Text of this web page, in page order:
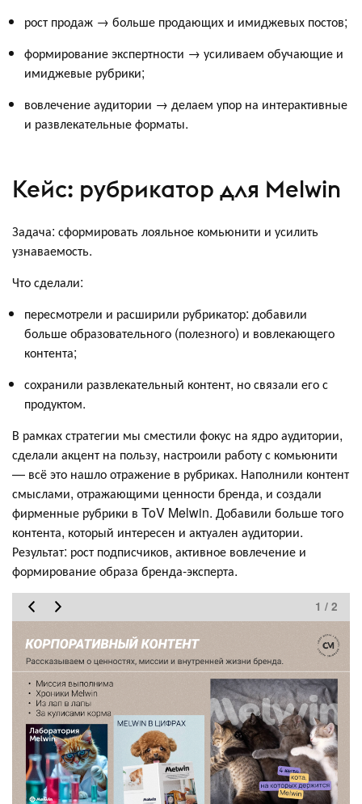
рост продаж → больше продающих и имиджевых постов;
формирование экспертности → усиливаем обучающие и
имиджевые рубрики;
вовлечение аудитории → делаем упор на интерактивные
и развлекательные форматы.
Кейс: рубрикатор для Melwin
Задача: сформировать лояльное комьюнити и усилить
узнаваемость.
Что сделали:
пересмотрели и расширили рубрикатор: добавили
больше образовательного (полезного) и вовлекающего
контента;
сохранили развлекательный контент, но связали его с
продуктом.
В рамках стратегии мы сместили фокус на ядро аудитории,
сделали акцент на пользу, настроили работу с комьюнити
— всё это нашло отражение в рубриках. Наполнили контент
смыслами, отражающими ценности бренда, и создали
фирменные рубрики в ToV Melwin. Добавили больше того
контента, который интересен и актуален аудитории.
Результат: рост подписчиков, активное вовлечение и
формирование образа бренда-эксперта.
1 / 2